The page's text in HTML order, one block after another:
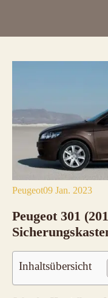
Peugeot09 Jan. 2023
Peugeot 301
Inhaltsübersicht